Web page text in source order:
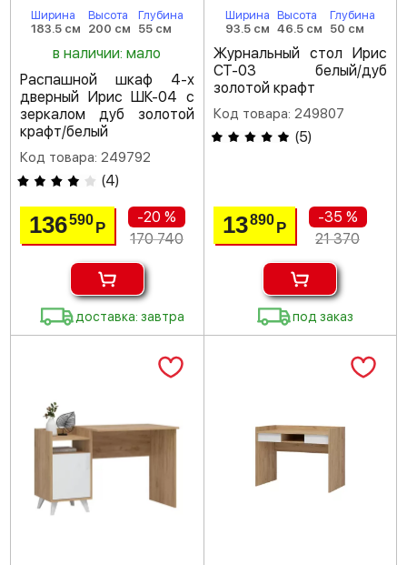
Ширина
183.5 см
Высота
200 см
Глубина
55 см
в наличии: мало
Распашной шкаф 4-х
дверный Ирис ШК-04 с
зеркалом дуб золотой
крафт/белый
Код товара: 249792
(4)
136590 Р
-20 %
170 740
доставка: завтра
Ширина
93.5 см
Высота
46.5 см
Глубина
50 см
Журнальный стол Ирис
СТ-03 белый/дуб
золотой крафт
Код товара: 249807
(5)
13890 Р
-35 %
21 370
под заказ